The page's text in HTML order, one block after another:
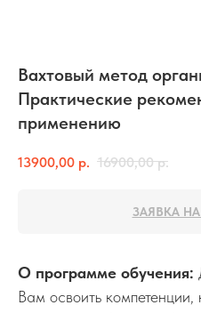
Вахтовый метод
Практические
применению
13900,00 р. 16900,00 р.
ЗАЯВКА
О программе обучения:
Вам освоить